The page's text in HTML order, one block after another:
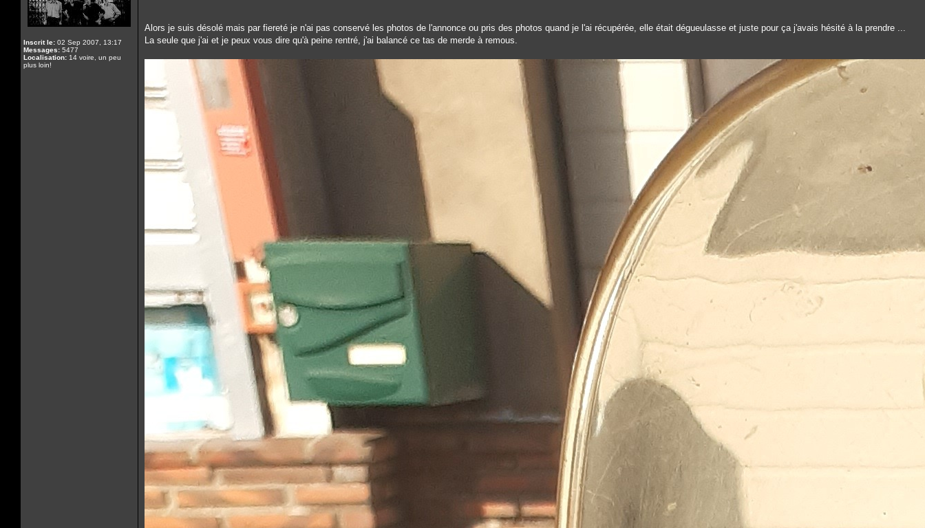
Inscrit le: 02 Sep 2007, 13:17
Messages: 5477
Localisation: 14 voire, un peu
plus loin!
Alors je suis désolé mais par fiereté je n'ai pas conservé les photos de l'annonce ou pris des photos quand je l'ai récupérée, elle était dégueulasse et juste pour ça j'avais hésité à la prendre ...
La seule que j'ai et je peux vous dire qu'à peine rentré, j'ai balancé ce tas de merde à remous.